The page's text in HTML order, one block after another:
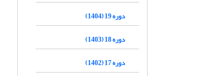
دوره 19 (1404)
دوره 18 (1403)
دوره 17 (1402)